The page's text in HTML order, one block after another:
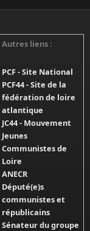
Autres liens :
PCF - Site National
PCF44 - Site de la
fédération de loire
atlantique
JC44 - Mouvement
Jeunes
Communistes de
Loire
ANECR
Député(e)s
communistes et
républicains
Sénateur du groupe